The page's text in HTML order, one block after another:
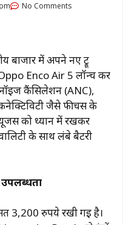
No Comments
बाजार में अपने नए ट्रू
Enco Air 5 लॉन्च कर
नॉइज कैंसिलेशन (ANC),
जैसे फीचर्स के
को ध्यान में रखकर
के साथ लंबे बैटरी
3,200 रुपये रखी गई है।